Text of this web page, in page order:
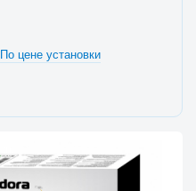
По цене установки